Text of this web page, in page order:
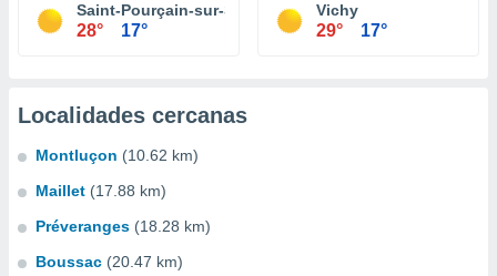
Saint-Pourçain-sur-Sioule
28° 17°
Vichy
29° 17°
Localidades cercanas
Montluçon (10.62 km)
Maillet (17.88 km)
Préveranges (18.28 km)
Boussac (20.47 km)